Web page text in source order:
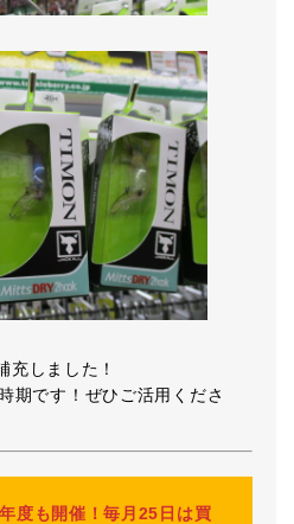
充しました！
期です！ぜひご活用くださ
度も開催！毎月25日は買